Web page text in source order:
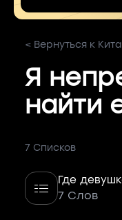
< Вернуться к
Я
найти
7 Списков
Где
7 Слов